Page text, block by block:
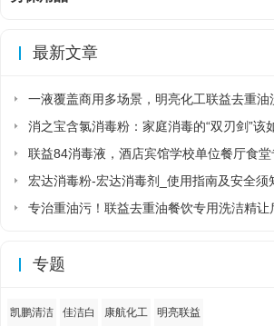
最新文章
消之宝含氯消毒粉：家庭消毒的“双刃剑”该
宏达消毒粉-宏达消毒剂_使用指南及安全须
专治重油污！联益去重油餐饮专用洗洁精让
专题
凯鹏清洁 佳洁白 康航化工 明亮联益